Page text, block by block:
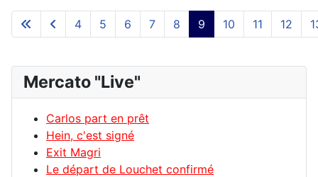
4 5 6 7 8 9 10 11 12
Mercato "Live"
Carlos part en prêt
Hein, c'est signé
Exit Magri
Le départ de Louchet confirmé